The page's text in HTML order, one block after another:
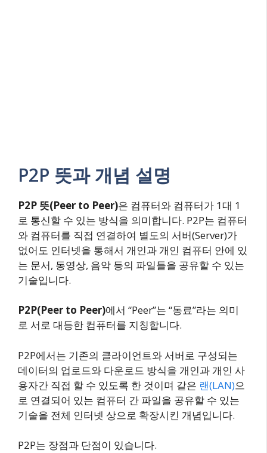
P2P 뜻과 개념 설명
P2P 뜻(Peer to Peer)은 컴퓨터와 컴퓨터가 1대 1
로 통신할 수 있는 방식을 의미합니다. P2P는 컴퓨터
와 컴퓨터를 직접 연결하여 별도의 서버(Server)가
없어도 인터넷을 통해서 개인과 개인 컴퓨터 안에 있
는 문서, 동영상, 음악 등의 파일들을 공유할 수 있는
기술입니다.
P2P(Peer to Peer)에서 “Peer”는 “동료”라는 의미
로 서로 대등한 컴퓨터를 지칭합니다.
P2P에서는 기존의 클라이언트와 서버로 구성되는
데이터의 업로드와 다운로드 방식을 개인과 개인 사
용자간 직접 할 수 있도록 한 것이며 같은 랜(LAN)으
로 연결되어 있는 컴퓨터 간 파일을 공유할 수 있는
기술을 전체 인터넷 상으로 확장시킨 개념입니다.
P2P는 장점과 단점이 있습니다.